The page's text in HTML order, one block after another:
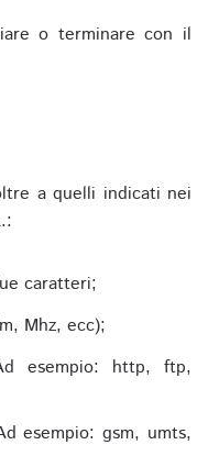
o terminare con il
a quelli indicati nei
caratteri;
Mhz, ecc);
esempio: http, ftp,
esempio: gsm, umts,